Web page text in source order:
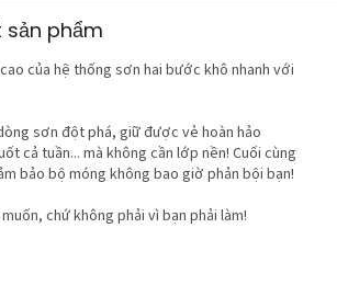
sản phẩm
của hệ thống sơn hai bước khô nhanh với
dòng sơn đột phá, giữ được vẻ hoàn hảo
cả tuần... mà không cần lớp nền! Cuối cùng
bảo bộ móng không bao giờ phản bội bạn!
chứ không phải vì bạn phải làm!